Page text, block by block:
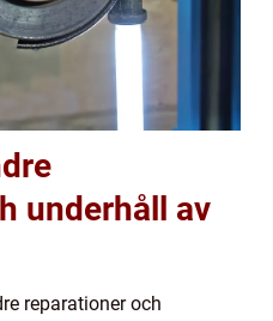
underhåll av
reparationer och